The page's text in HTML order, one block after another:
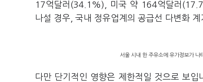
17억달러(34.1%), 미국 약 164억달러
나설 경우, 국내 정유업계의 공급선 다변화
서울 시내 한 주유소에 유가정보가 나
다만 단기적인 영향은 제한적일 것으로 보